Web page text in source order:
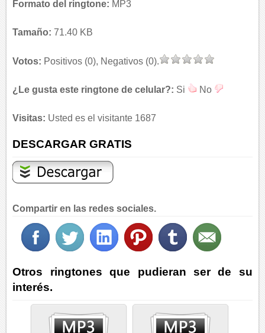
Formato del ringtone: MP3
Tamaño: 71.40 KB
Votos: Positivos (0), Negativos (0).
¿Le gusta este ringtone de celular?: Si No
Visitas: Usted es el visitante 1687
DESCARGAR GRATIS
Compartir en las redes sociales.
Otros ringtones que pudieran ser de su
interés.